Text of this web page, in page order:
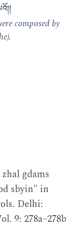
composed by
gdams
sbyin" in
Delhi:
9: 278a–278b